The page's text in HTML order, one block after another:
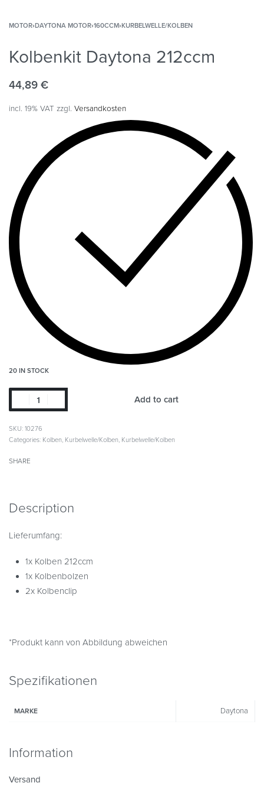
MOTOR›DAYTONA MOTOR›160CCM›KURBELWELLE/KOLBEN
Kolbenkit Daytona 212ccm
44,89 €
incl. 19% VAT zzgl. Versandkosten
20 IN STOCK
Add to cart
SKU: 10276
Categories: Kolben, Kurbelwelle/Kolben, Kurbelwelle/Kolben
SHARE
Description
Lieferumfang:
1x Kolben 212ccm
1x Kolbenbolzen
2x Kolbenclip
*Produkt kann von Abbildung abweichen
Spezifikationen
MARKE Daytona
Information
Versand